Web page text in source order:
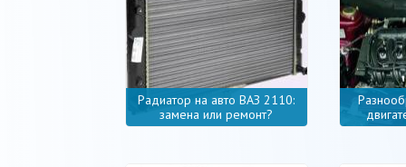
Радиатор на авто ВАЗ 2110:
замена или ремонт?